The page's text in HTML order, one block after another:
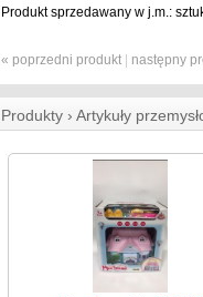
Produkt sprzedawany w j.m.:
« poprzedni produkt następny
Produkty › Artykuły